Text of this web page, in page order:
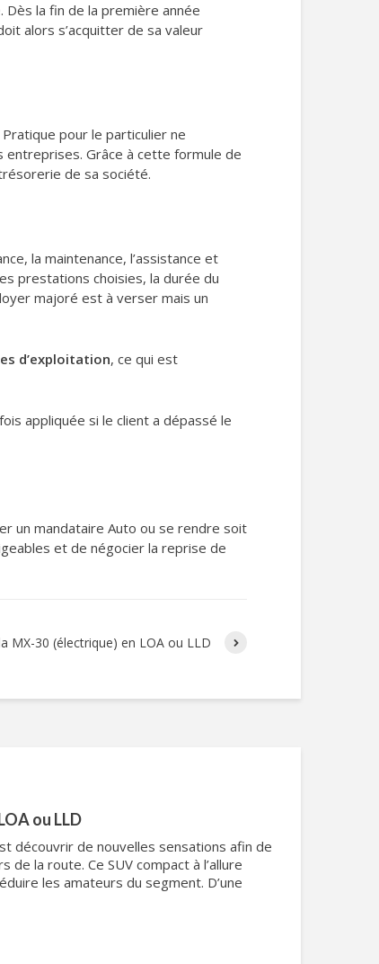
. Dès la fin de la première année
alors s’acquitter de sa valeur
pour le particulier ne
entreprises. Grâce à cette formule de
de sa société.
la maintenance, l’assistance et
prestations choisies, la durée du
majoré est à verser mais un
d’exploitation, ce qui est
appliquée si le client a dépassé le
un mandataire Auto ou se rendre soit
et de négocier la reprise de
MX-30 (électrique) en LOA ou LLD
ou LLD
découvrir de nouvelles sensations afin de
la route. Ce SUV compact à l’allure
les amateurs du segment. D’une